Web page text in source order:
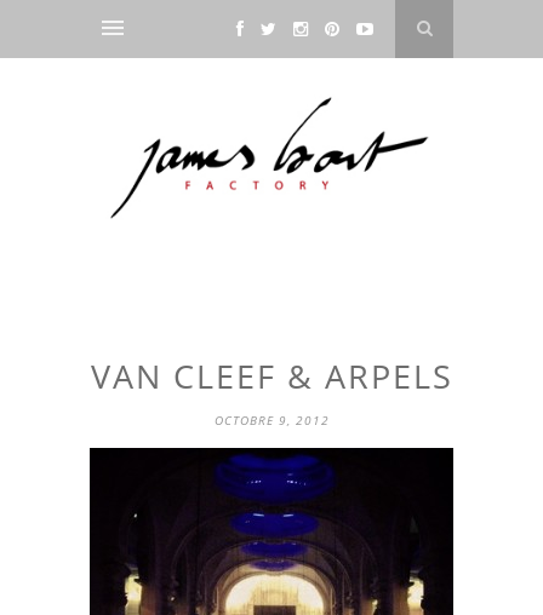
VAN CLEEF & ARPELS
OCTOBRE 9, 2012